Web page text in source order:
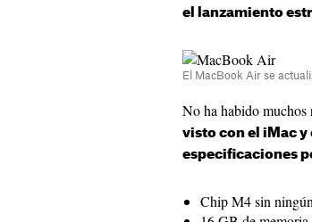
el lanzamiento
El MacBook Air se
No ha habido
visto con el iMac y
especificaciones
Chip M4 sin